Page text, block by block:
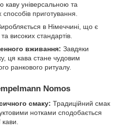
каву універсальною та
приготування.
в Німеччині, що є
високих стандартів.
вживання: Завдяки
ця кава стане чудовим
ранкового ритуалу.
Nomos
смаку: Традиційний смак
нотками сподобається